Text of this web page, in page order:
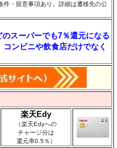
件・留意事項あり。詳細は遷移先の公
スーパーでも7％還元になる
ンビニや飲食店だけでなく
楽天Edy
（楽天Edyへの
チャージ分は
還元率0.5％）